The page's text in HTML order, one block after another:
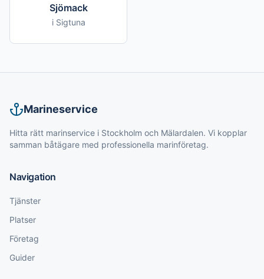
Sjömack
i Sigtuna
Marineservice
Hitta rätt marinservice i Stockholm och Mälardalen. Vi kopplar
samman båtägare med professionella marinföretag.
Navigation
Tjänster
Platser
Företag
Guider